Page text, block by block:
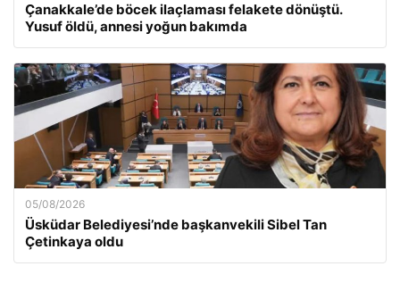
Çanakkale’de böcek ilaçlaması felakete dönüştü.
Yusuf öldü, annesi yoğun bakımda
05/08/2026
Üsküdar Belediyesi’nde başkanvekili Sibel Tan
Çetinkaya oldu